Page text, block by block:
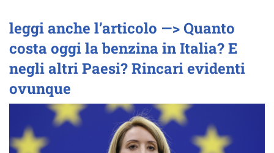
leggi anche l’articolo —> Quanto
costa oggi la benzina in Italia? E
negli altri Paesi? Rincari evidenti
ovunque